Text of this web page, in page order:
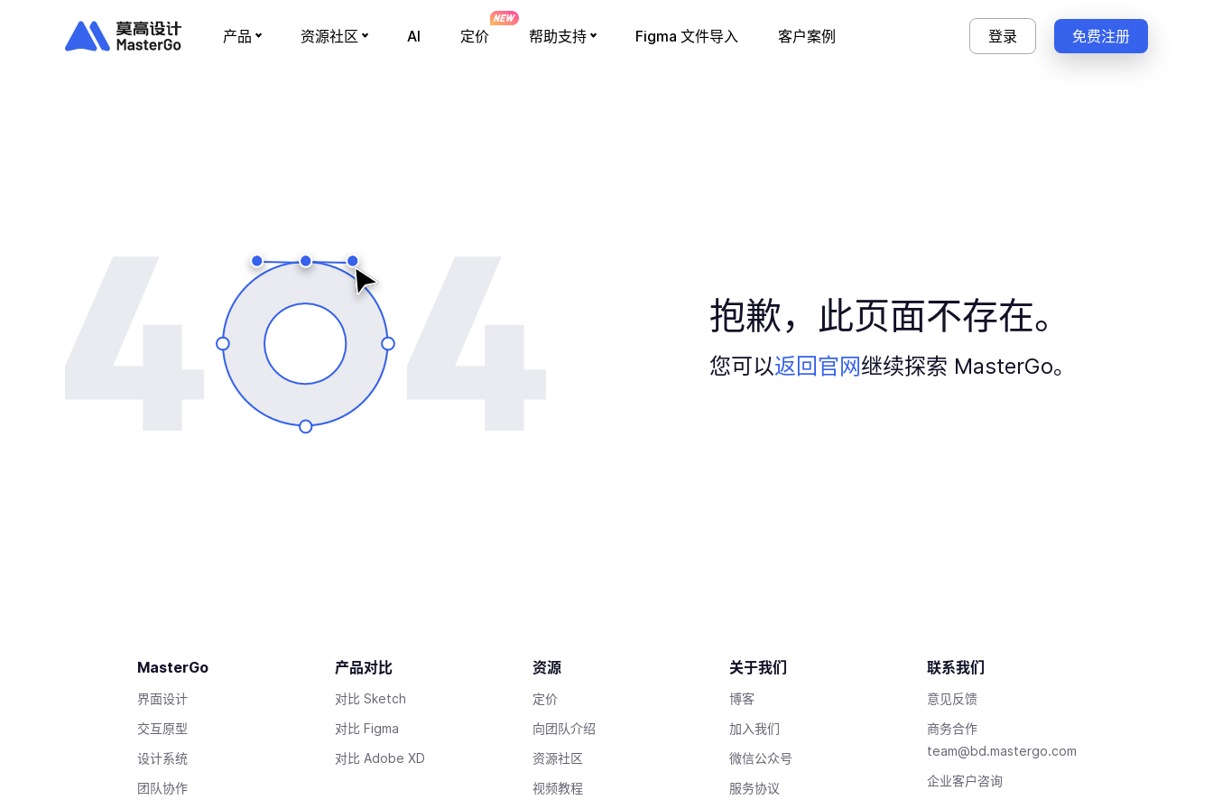
产品 资源社区 AI 定价 帮助支持 Figma 文件导入 客户案例 登录 免费注册
抱歉，此页面不存在。
您可以返回官网继续探索 MasterGo。
MasterGo
界面设计
交互原型
设计系统
团队协作
产品对比
对比 Sketch
对比 Figma
对比 Adobe XD
资源
定价
向团队介绍
资源社区
视频教程
关于我们
博客
加入我们
微信公众号
服务协议
联系我们
意见反馈
商务合作
team@bd.mastergo.com
企业客户咨询